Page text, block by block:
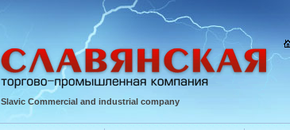
Slavic Commercial and industrial company